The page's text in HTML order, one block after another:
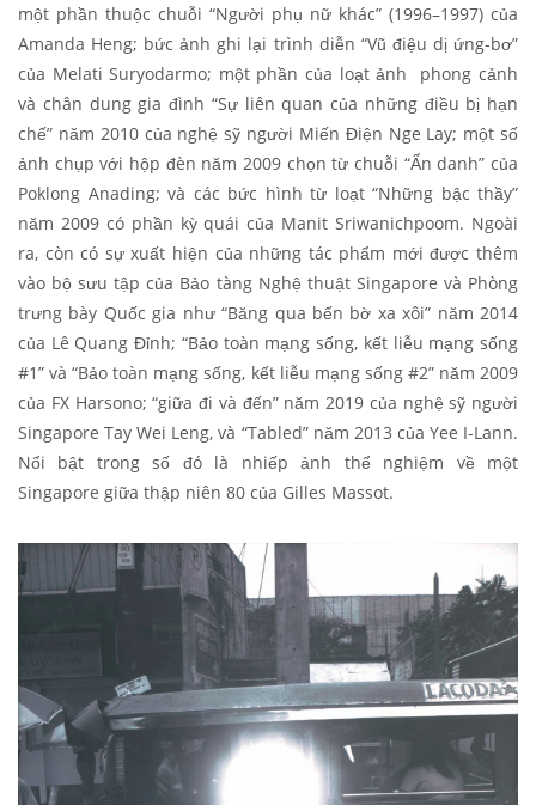
một phần thuộc chuỗi “Người phụ nữ khác” (1996–1997) của
Amanda Heng; bức ảnh ghi lại trình diễn “Vũ điệu dị ứng-bơ”
của Melati Suryodarmo; một phần của loạt ảnh phong cảnh
và chân dung gia đình “Sự liên quan của những điều bị hạn
chế” năm 2010 của nghệ sỹ người Miến Điện Nge Lay; một số
ảnh chụp với hộp đèn năm 2009 chọn từ chuỗi “Ẩn danh” của
Poklong Anading; và các bức hình từ loạt “Những bậc thầy”
năm 2009 có phần kỳ quái của Manit Sriwanichpoom. Ngoài
ra, còn có sự xuất hiện của những tác phẩm mới được thêm
vào bộ sưu tập của Bảo tàng Nghệ thuật Singapore và Phòng
trưng bày Quốc gia như “Băng qua bến bờ xa xôi” năm 2014
của Lê Quang Đỉnh; “Bảo toàn mạng sống, kết liễu mạng sống
#1” và “Bảo toàn mạng sống, kết liễu mạng sống #2” năm 2009
của FX Harsono; “giữa đi và đến” năm 2019 của nghệ sỹ người
Singapore Tay Wei Leng, và “Tabled” năm 2013 của Yee I-Lann.
Nổi bật trong số đó là nhiếp ảnh thể nghiệm về một
Singapore giữa thập niên 80 của Gilles Massot.